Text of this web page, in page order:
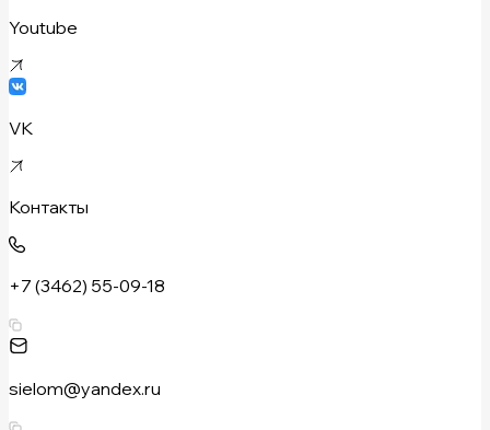
Youtube
VK
Контакты
+7 (3462) 55-09-18
sielom@yandex.ru